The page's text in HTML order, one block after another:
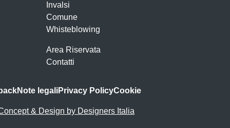
Invalsi
Comune
Whisteblowing
Area Riservata
Contatti
Note legaliPrivacy PolicyCookie
& Design by Designers Italia